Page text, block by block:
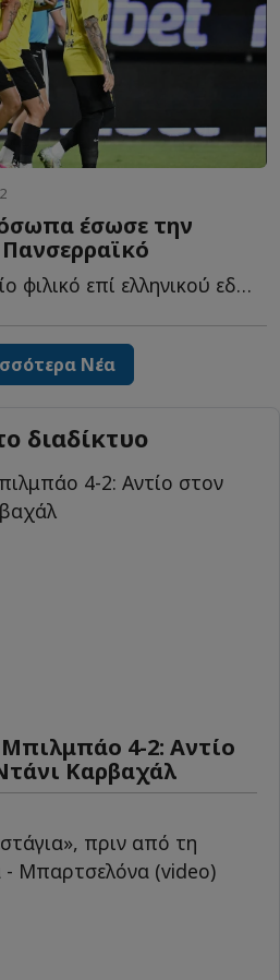
έσωσε την
Ο Άρης στο τελευταίο φιλικό επί ελληνικού εδάφους πριν α...
Νέα
διαδίκτυο
4-2: Αντίο
Καρβαχάλ